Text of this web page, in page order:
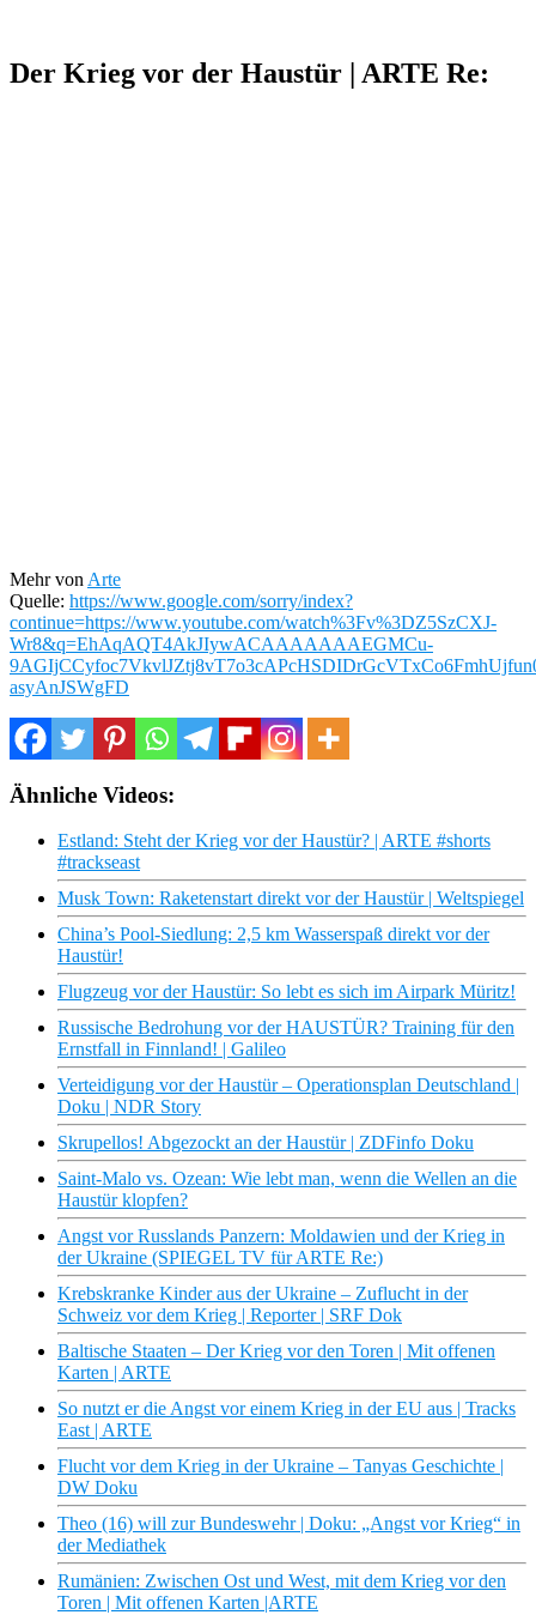
Der Krieg vor der Haustür | ARTE Re:
Mehr von Arte
Quelle: https://www.google.com/sorry/index?
continue=https://www.youtube.com/watch%3Fv%3DZ5SzCXJ-
Wr8&q=EhAqAQT4AkJIywACAAAAAAAEGMCu-
asyAnJSWgFD
Ähnliche Videos:
Estland: Steht der Krieg vor der Haustür? | ARTE #shorts
#trackseast
Musk Town: Raketenstart direkt vor der Haustür | Weltspiegel
China’s Pool-Siedlung: 2,5 km Wasserspaß direkt vor der
Haustür!
Flugzeug vor der Haustür: So lebt es sich im Airpark Müritz!
Russische Bedrohung vor der HAUSTÜR? Training für den
Ernstfall in Finnland! | Galileo
Verteidigung vor der Haustür – Operationsplan Deutschland |
Doku | NDR Story
Skrupellos! Abgezockt an der Haustür | ZDFinfo Doku
Saint-Malo vs. Ozean: Wie lebt man, wenn die Wellen an die
Haustür klopfen?
Angst vor Russlands Panzern: Moldawien und der Krieg in
der Ukraine (SPIEGEL TV für ARTE Re:)
Krebskranke Kinder aus der Ukraine – Zuflucht in der
Schweiz vor dem Krieg | Reporter | SRF Dok
Baltische Staaten – Der Krieg vor den Toren | Mit offenen
Karten | ARTE
So nutzt er die Angst vor einem Krieg in der EU aus | Tracks
East | ARTE
Flucht vor dem Krieg in der Ukraine – Tanyas Geschichte |
DW Doku
Theo (16) will zur Bundeswehr | Doku: „Angst vor Krieg“ in
der Mediathek
Rumänien: Zwischen Ost und West, mit dem Krieg vor den
Toren | Mit offenen Karten |ARTE